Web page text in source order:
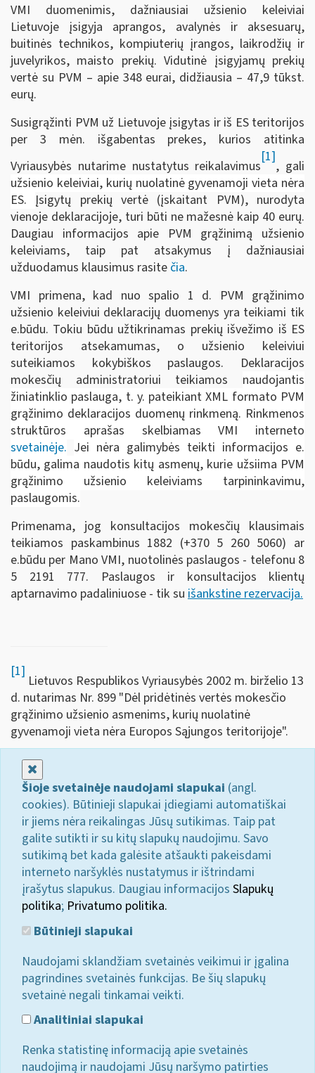
VMI duomenimis, dažniausiai užsienio keleiviai
Lietuvoje įsigyja aprangos, avalynės ir aksesuarų,
buitinės technikos, kompiuterių įrangos, laikrodžių ir
juvelyrikos, maisto prekių. Vidutinė įsigyjamų prekių
vertė su PVM – apie 348 eurai, didžiausia – 47,9 tūkst.
eurų.
Susigrąžinti PVM už Lietuvoje įsigytas ir iš ES teritorijos
per 3 mėn. išgabentas prekes, kurios atitinka
Vyriausybės nutarime nustatytus reikalavimus
[1]
, gali
užsienio keleiviai, kurių nuolatinėgyvenamoji vieta nėra
ES. Įsigytų prekių vertė (įskaitant PVM), nurodyta
vienoje deklaracijoje, turi būti ne mažesnė kaip 40 eurų.
Daugiau informacijos apie PVM grąžinimą užsienio
keleiviams, taip pat atsakymus į dažniausiai
užduodamus klausimus rasite čia.
VMI primena, kad nuo spalio 1 d. PVM grąžinimo
užsienio keleiviui deklaracijų duomenys yra teikiami tik
e.būdu. Tokiu būdu užtikrinamas prekių išvežimo iš ES
teritorijos atsekamumas, o užsienio keleiviui
suteikiamos kokybiškos paslaugos. Deklaracijos
mokesčių administratoriui teikiamos naudojantis
žiniatinklio paslauga, t. y. pateikiant XML formato PVM
grąžinimo deklaracijos duomenų rinkmeną. Rinkmenos
struktūros aprašas skelbiamas VMI interneto
svetainėje. Jei nėra galimybės teikti informacijos e.
būdu, galima naudotis kitų asmenų, kurie užsiima PVM
grąžinimo užsienio keleiviams tarpininkavimu,
paslaugomis.
Primenama, jog konsultacijos mokesčių klausimais
teikiamos paskambinus 1882 (+370 5 260 5060) ar
e.būdu per Mano VMI, nuotolinės paslaugos - telefonu 8
5 2191 777. Paslaugos ir konsultacijos klientų
aptarnavimo padaliniuose - tik su išankstine rezervacija.
[1]
Lietuvos Respublikos Vyriausybės 2002 m. birželio 13
d. nutarimas Nr. 899 "Dėl pridėtinės vertės mokesčio
grąžinimo užsienio asmenims, kurių nuolatinė
gyvenamoji vieta nėra Europos Sąjungos teritorijoje".
Šioje svetainėje naudojami slapukai (angl.
cookies). Būtinieji slapukai įdiegiami automatiškai
ir jiems nėra reikalingas Jūsų sutikimas. Taip pat
galite sutikti ir su kitų slapukų naudojimu. Savo
sutikimą bet kada galėsite atšaukti pakeisdami
interneto naršyklės nustatymus ir ištrindami
įrašytus slapukus. Daugiau informacijos Slapukų
politika; Privatumo politika.
Būtinieji slapukai
Naudojami sklandžiam svetainės veikimui ir įgalina
pagrindines svetainės funkcijas. Be šių slapukų
svetainė negali tinkamai veikti.
Analitiniai slapukai
Renka statistinę informaciją apie svetainės
naudojimą ir naudojami Jūsų naršymo patirties